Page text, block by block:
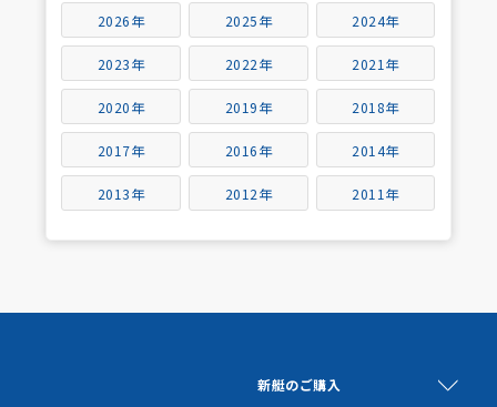
2026年 2025年 2024年
2023年 2022年 2021年
2020年 2019年 2018年
2017年 2016年 2014年
2013年 2012年 2011年
新艇のご購入